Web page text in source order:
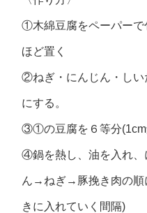
①木綿豆腐をペーパー
ほど置く
②ねぎ・にんじん・しい
にする。
③①の豆腐を６等分(1cm
④鍋を熱し、油を入れ
ん→ねぎ→豚挽き肉の順
きに入れていく間隔)